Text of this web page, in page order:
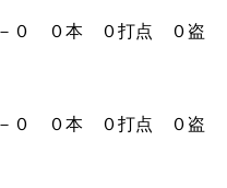
０本 ０打点 ０盗
本 ０打点 ０盗